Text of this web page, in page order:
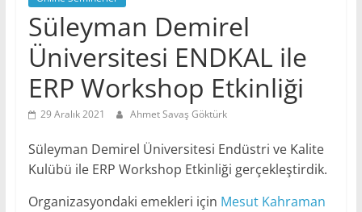
Süleyman Demirel
Üniversitesi ENDKAL ile
ERP Workshop Etkinliği
29 Aralık 2021 Ahmet Savaş Göktürk
Süleyman Demirel Üniversitesi Endüstri ve Kalite
Kulübü ile ERP Workshop Etkinliği gerçekleştirdik.
Organizasyondaki emekleri için Mesut Kahraman